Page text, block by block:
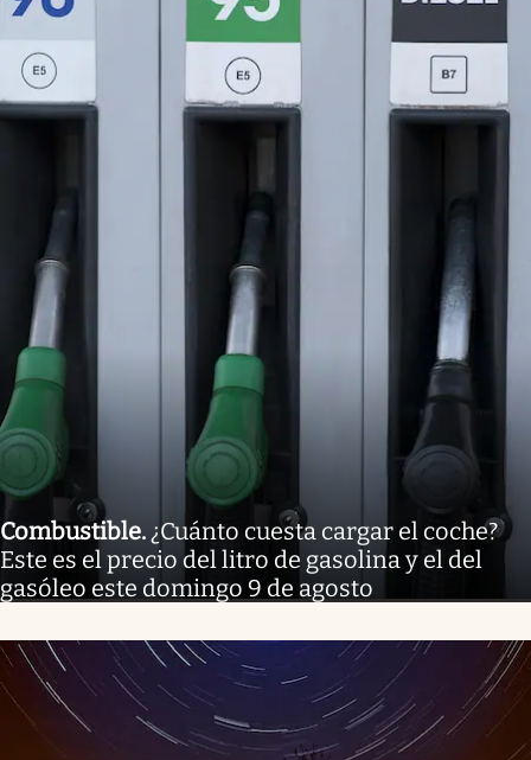
Combustible. ¿Cuánto cuesta cargar el coche?
Este es el precio del litro de gasolina y el del
gasóleo este domingo 9 de agosto